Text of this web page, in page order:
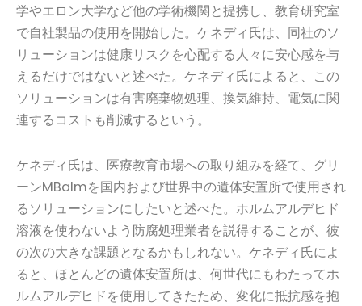
学やエロン大学など他の学術機関と提携し、教育研究室
で自社製品の使用を開始した。ケネディ氏は、同社のソ
リューションは健康リスクを心配する人々に安心感を与
えるだけではないと述べた。ケネディ氏によると、この
ソリューションは有害廃棄物処理、換気維持、電気に関
連するコストも削減するという。
ケネディ氏は、医療教育市場への取り組みを経て、グリ
ーンMBalmを国内および世界中の遺体安置所で使用され
るソリューションにしたいと述べた。ホルムアルデヒド
溶液を使わないよう防腐処理業者を説得することが、彼
の次の大きな課題となるかもしれない。ケネディ氏によ
ると、ほとんどの遺体安置所は、何世代にもわたってホ
ルムアルデヒドを使用してきたため、変化に抵抗感を抱